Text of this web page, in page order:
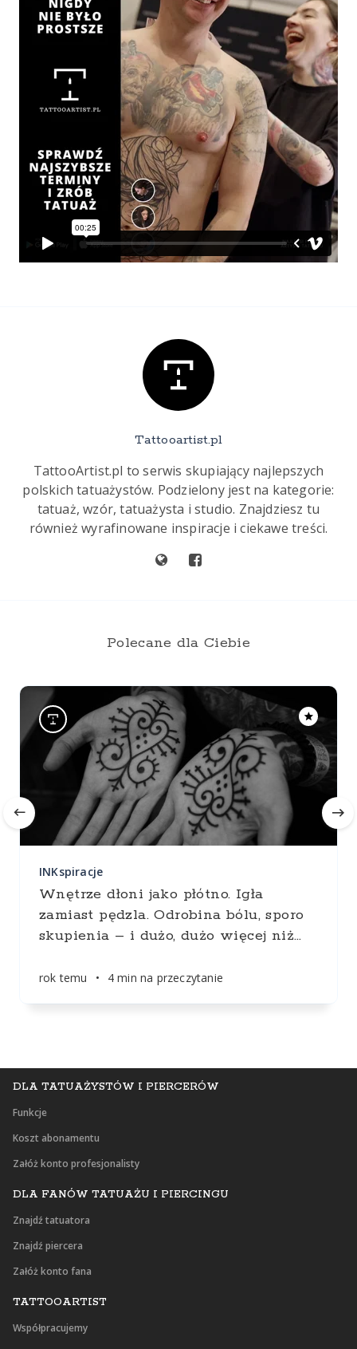
Tattooartist.pl
TattooArtist.pl to serwis skupiający najlepszych
polskich tatuażystów. Podzielony jest na kategorie:
tatuaż, wzór, tatuażysta i studio. Znajdziesz tu
również wyrafinowane inspiracje i ciekawe treści.
Polecane dla Ciebie
INKspiracje
Wnętrze dłoni jako płótno. Igła
zamiast pędzla. Odrobina bólu, sporo
skupienia – i dużo, dużo więcej niż…
rok temu • 4 min na przeczytanie
DLA TATUAŻYSTÓW I PIERCERÓW
Funkcje
Koszt abonamentu
Załóż konto profesjonalisty
DLA FANÓW TATUAŻU I PIERCINGU
Znajdź tatuatora
Znajdź piercera
Załóż konto fana
TATTOOARTIST
Współpracujemy